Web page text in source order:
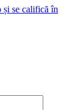
se califică în